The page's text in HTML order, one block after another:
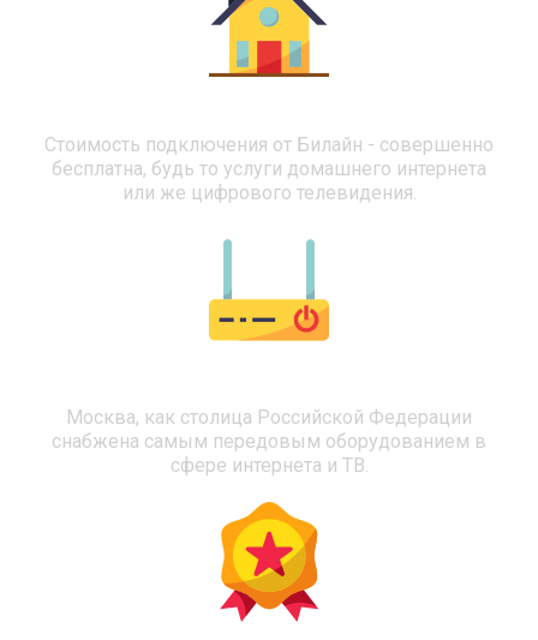
Стоимость подключения от Билайн - совершенно
бесплатна, будь то услуги домашнего интернета
или же цифрового телевидения.
Москва, как столица Российской Федерации
снабжена самым передовым оборудованием в
сфере интернета и ТВ.